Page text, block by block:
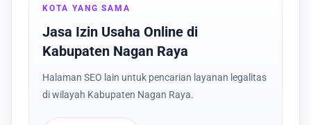
KOTA YANG SAMA
Jasa Izin Usaha Online di
Kabupaten Nagan Raya
Halaman SEO lain untuk pencarian layanan legalitas
di wilayah Kabupaten Nagan Raya.